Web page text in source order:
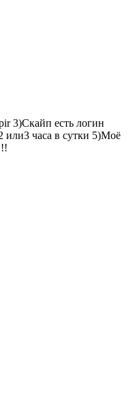
3)Скайп есть логин
или3 часа в сутки 5)Моё